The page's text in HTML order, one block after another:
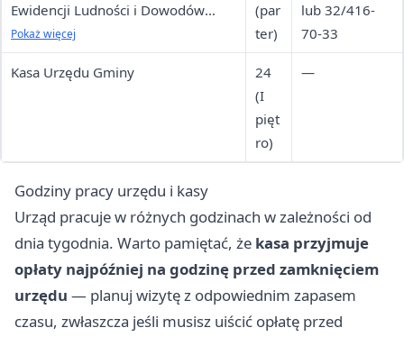
Ewidencji Ludności i Dowodów
Osobistych
Pokaż więcej
(par
ter)
lub 32/416-
70-33
Kasa Urzędu Gminy
24
(I
pięt
ro)
—
Godziny pracy urzędu i kasy
Urząd pracuje w różnych godzinach w zależności od
dnia tygodnia. Warto pamiętać, że kasa przyjmuje
opłaty najpóźniej na godzinę przed zamknięciem
urzędu — planuj wizytę z odpowiednim zapasem
czasu, zwłaszcza jeśli musisz uiścić opłatę przed